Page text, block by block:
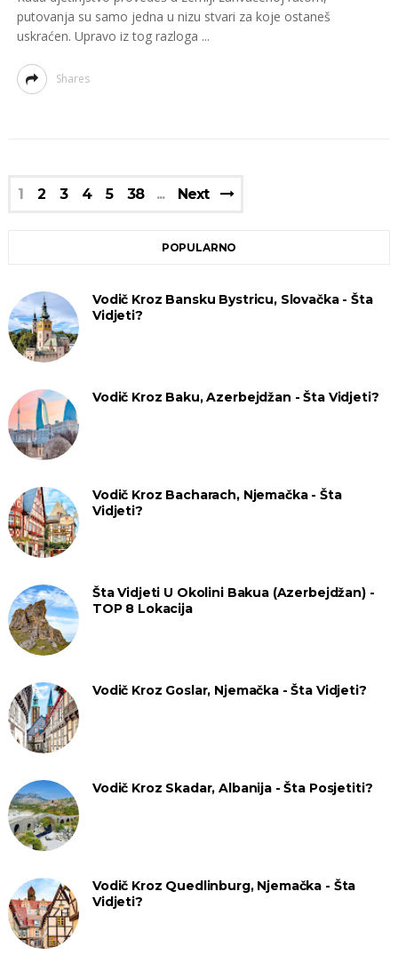
putovanja su samo jedna u nizu stvari za koje ostaneš
uskraćen. Upravo iz tog razloga ...
Shares
1 2 3 4 5 38 Next
POPULARNO
Vodič Kroz Bansku Bystricu, Slovačka - Šta
Vidjeti?
Vodič Kroz Baku, Azerbejdžan - Šta Vidjeti?
Vodič Kroz Bacharach, Njemačka - Šta
Vidjeti?
Šta Vidjeti U Okolini Bakua (Azerbejdžan) -
TOP 8 Lokacija
Vodič Kroz Goslar, Njemačka - Šta Vidjeti?
Vodič Kroz Skadar, Albanija - Šta Posjetiti?
Vodič Kroz Quedlinburg, Njemačka - Šta
Vidjeti?